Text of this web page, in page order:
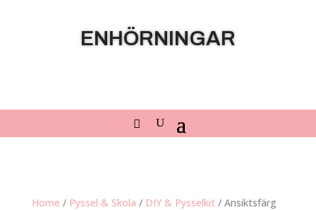
ENHÖRNINGAR
Home / Pyssel & Skola / DIY & Pysselkit / Ansiktsfärg